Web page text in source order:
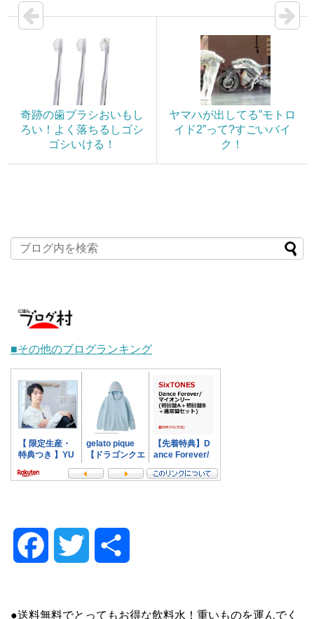
奇跡の歯ブラシおいもし
ろい！よく落ちるしゴシ
ゴシいける！
ヤマハが出してる”モトロ
イド2”って?すごいバイ
ク！
■その他のブログランキング
c i
●送料無料でとってもお得な飲料水！重いものを運んでく